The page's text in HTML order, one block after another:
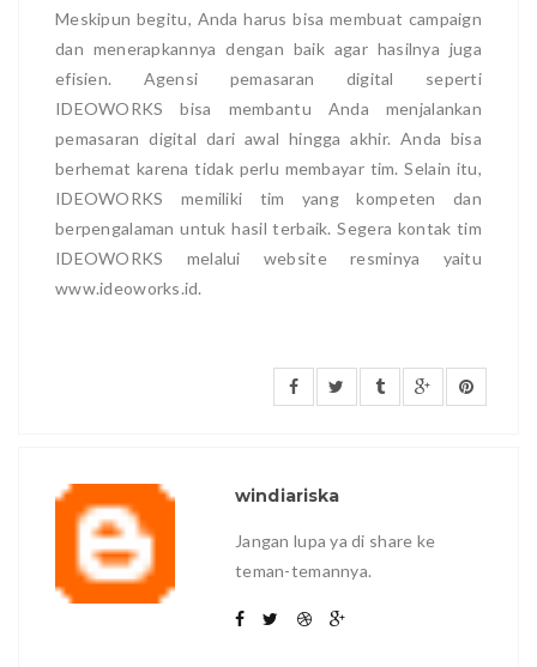
Meskipun begitu, Anda harus bisa membuat campaign
dan menerapkannya dengan baik agar hasilnya juga
efisien. Agensi pemasaran digital seperti
IDEOWORKS bisa membantu Anda menjalankan
pemasaran digital dari awal hingga akhir. Anda bisa
berhemat karena tidak perlu membayar tim. Selain itu,
IDEOWORKS memiliki tim yang kompeten dan
berpengalaman untuk hasil terbaik. Segera kontak tim
IDEOWORKS melalui website resminya yaitu
www.ideoworks.id.
windiariska
Jangan lupa ya di share ke
teman-temannya.